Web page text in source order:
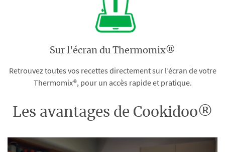
Sur l'écran du Thermomix®
Retrouvez toutes vos recettes directement sur l’écran de votre
Thermomix®, pour un accès rapide et pratique.
Les avantages de Cookidoo®